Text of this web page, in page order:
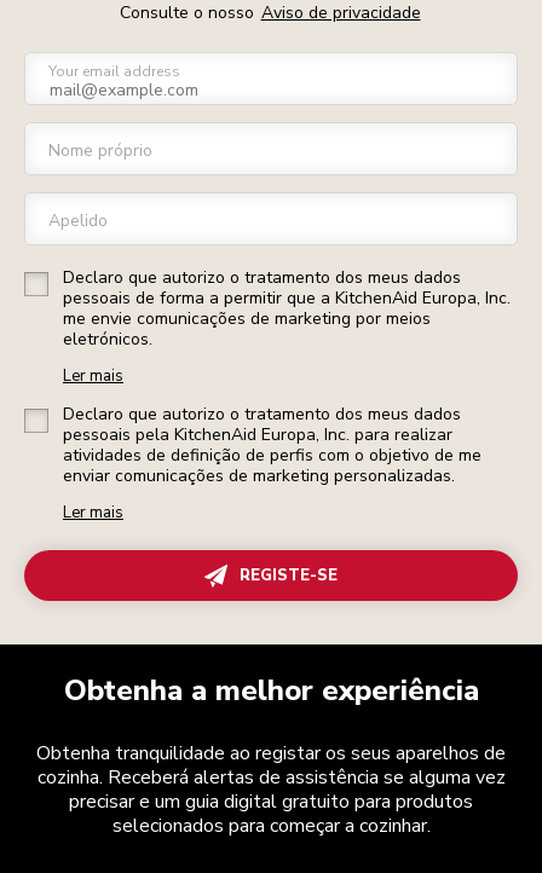
Consulte o nosso Aviso de privacidade
Your email address
Nome próprio
Apelido
Declaro que autorizo o tratamento dos meus dados
pessoais de forma a permitir que a KitchenAid Europa, Inc.
me envie comunicações de marketing por meios
eletrónicos.
Ler mais
Declaro que autorizo o tratamento dos meus dados
pessoais pela KitchenAid Europa, Inc. para realizar
atividades de definição de perfis com o objetivo de me
enviar comunicações de marketing personalizadas.
Ler mais
REGISTE-SE
Obtenha a melhor experiência
Obtenha tranquilidade ao registar os seus aparelhos de
cozinha. Receberá alertas de assistência se alguma vez
precisar e um guia digital gratuito para produtos
selecionados para começar a cozinhar.